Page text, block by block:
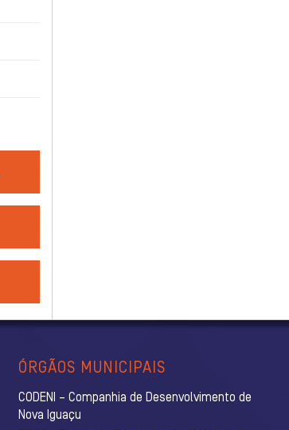
ÓRGÃOS MUNICIPAIS
CODENI – Companhia de Desenvolvimento de
Nova Iguaçu